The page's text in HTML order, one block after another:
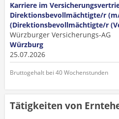
Karriere im
Direktionsbevollmächtigte/r
(Direktionsbevollmächtigte/r
Würzburger Versicherungs-AG
Würzburg
25.07.2026
Bruttogehalt bei 40 Wochenstunden
Tätigkeiten von